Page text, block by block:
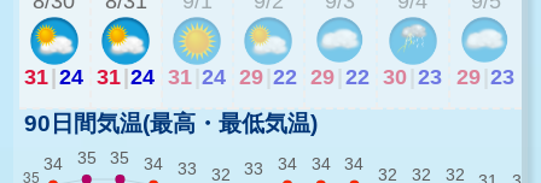
31|24 31|24 31 24 29 22 29 22 30 23 29 23
90日間気温(最高・最低気温)